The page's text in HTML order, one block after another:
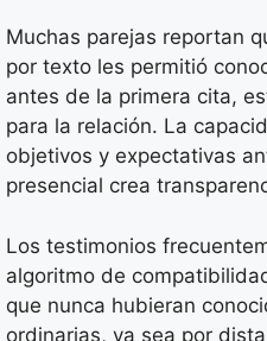
Muchas parejas reportan
por texto les permitió
antes de la primera cita,
para la relación. La
objetivos y expectativas
presencial crea
Los testimonios
algoritmo de
que nunca hubieran
ordinarias, ya sea por